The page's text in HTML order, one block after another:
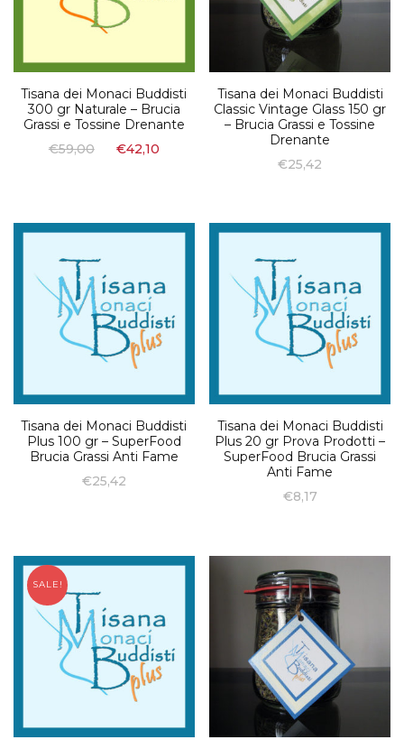
Tisana dei Monaci Buddisti
300 gr Naturale – Brucia
Grassi e Tossine Drenante
€59,00 €42,10
Tisana dei Monaci Buddisti
Classic Vintage Glass 150 gr
– Brucia Grassi e Tossine
Drenante
€25,42
Tisana dei Monaci Buddisti
Plus 100 gr – SuperFood
Brucia Grassi Anti Fame
€25,42
Tisana dei Monaci Buddisti
Plus 20 gr Prova Prodotti –
SuperFood Brucia Grassi
Anti Fame
€8,17
SALE!